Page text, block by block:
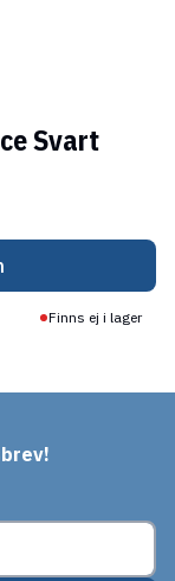
Svart
Finns ej i lager